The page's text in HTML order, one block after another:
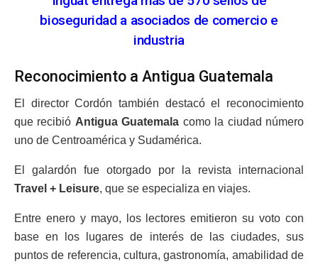
bioseguridad a asociados de comercio e
industria
Reconocimiento a Antigua Guatemala
El director Cordón también destacó el reconocimiento
que recibió Antigua Guatemala como la ciudad número
uno de Centroamérica y Sudamérica.
El galardón fue otorgado por la revista internacional
Travel + Leisure, que se especializa en viajes.
Entre enero y mayo, los lectores emitieron su voto con
base en los lugares de interés de las ciudades, sus
puntos de referencia, cultura, gastronomía, amabilidad de